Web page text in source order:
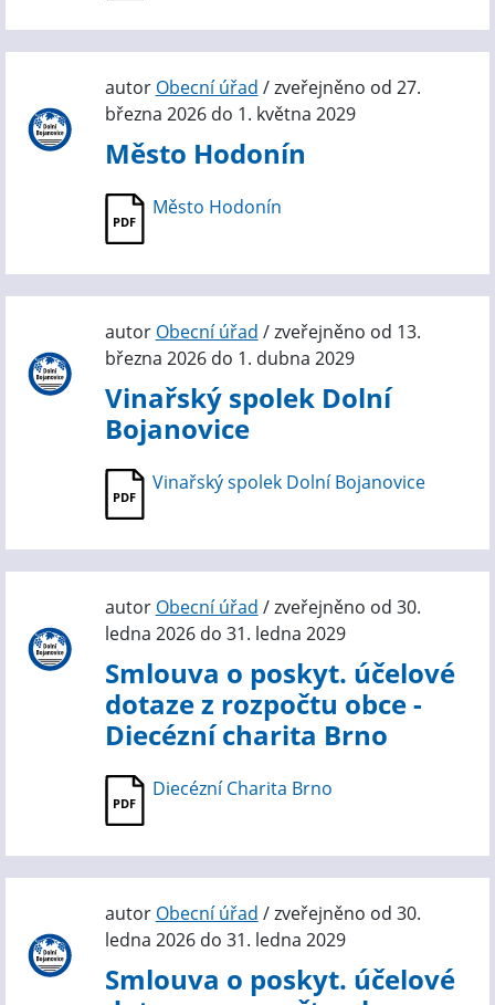
autor Obecní úřad / zveřejněno od 27.
března 2026 do 1. května 2029
Město Hodonín
Město Hodonín
autor Obecní úřad / zveřejněno od 13.
března 2026 do 1. dubna 2029
Vinařský spolek Dolní
Bojanovice
Vinařský spolek Dolní Bojanovice
autor Obecní úřad / zveřejněno od 30.
ledna 2026 do 31. ledna 2029
Smlouva o poskyt. účelové
dotaze z rozpočtu obce -
Diecézní charita Brno
Diecézní Charita Brno
autor Obecní úřad / zveřejněno od 30.
ledna 2026 do 31. ledna 2029
Smlouva o poskyt. účelové